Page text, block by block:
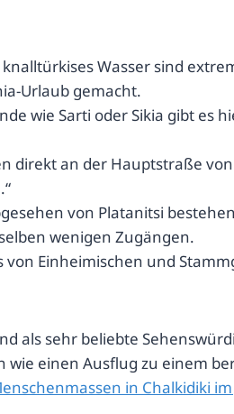
Wasser sind
Urlaub gemacht.
wie Sarti oder Sikia gibt es
direkt an der Hauptstraße
von Platanitsi
wenigen Zugängen.
Einheimischen und
als sehr beliebte
einen Ausflug zu einem
in Chalkidiki